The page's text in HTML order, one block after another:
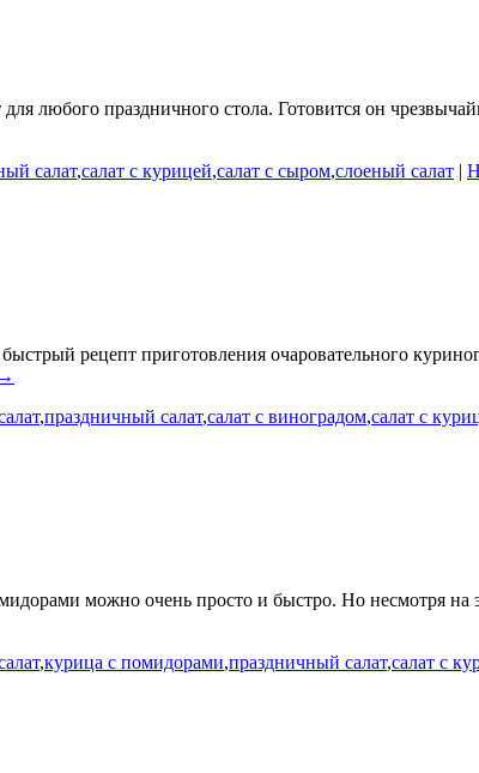
любого праздничного стола. Готовится он
салат,салат с курицей,салат с сыром,слоеный салат |
рецепт приготовления очаровательного
,праздничный салат,салат с виноградом,салат с
можно очень просто и быстро. Но несмотря
,курица с помидорами,праздничный салат,салат с